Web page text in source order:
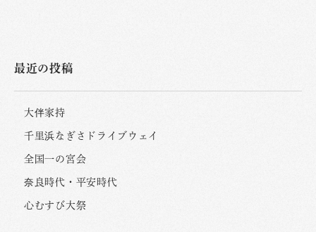
最近の投稿
大伴家持
千里浜なぎさドライブウェイ
全国一の宮会
奈良時代・平安時代
心むすび大祭